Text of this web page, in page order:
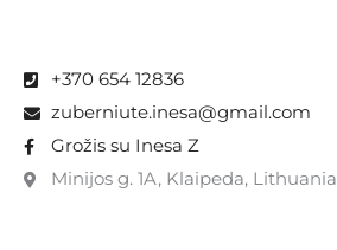
+370 654 12836
zuberniute.inesa@gmail.com
Grožis su Inesa Z
Minijos g. 1A, Klaipeda, Lithuania